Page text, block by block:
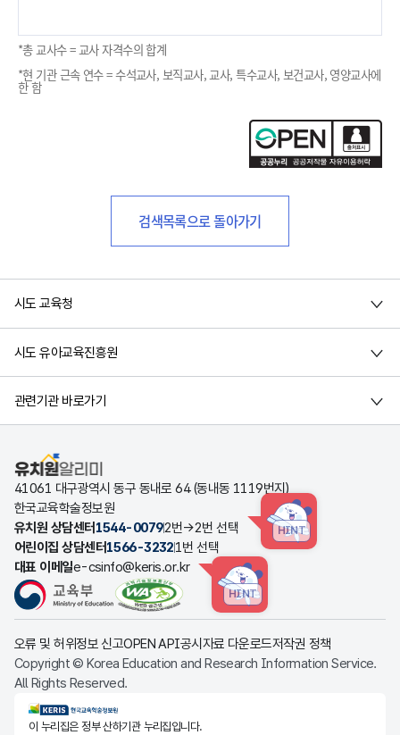
*총 교사수 = 교사 자격수의 합계
*현 기관 근속 연수 = 수석교사, 보직교사, 교사, 특수교사, 보건교사, 영양교사에
한 함
검색목록으로 돌아가기
시도 교육청
시도 유아교육진흥원
관련기관 바로가기
유치원알리미
41061 대구광역시 동구 동내로 64 (동내동 1119번지)
한국교육학술정보원
유치원 상담센터 1544-00792번→2번 선택 HINT
어린이집 상담센터1566-32321번 선택
대표 이메일e-csinfo@keris.or.kr
HINT
오류 및 허위정보 신고OPEN API공시자료 다운로드저작권 정책
Copyright © Korea Education and Research Information Service.
All Rights Reserved.
KERIS한국교육학술정보원
이 누리집은 정부 산하기관 누리집입니다.